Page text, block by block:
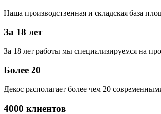
Наша производственная и складская база
За 18 лет
За 18 лет работы мы специализируемся на
Более 20
Декос располагает более чем 20
4000 клиентов